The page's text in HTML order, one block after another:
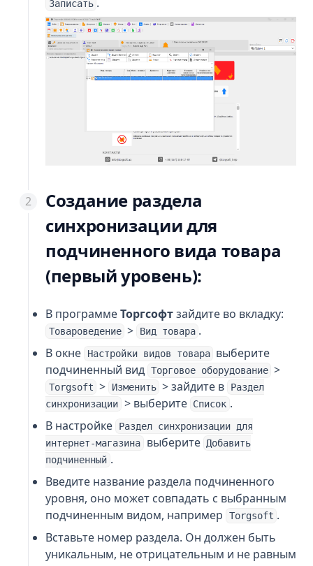
Записать
Создание раздела
синхронизации для
подчиненного вида товара
(первый уровень):
В программеТоргсофтзайдите во вкладку:
Товароведение > Вид товара .
В окне
Настройки видов товара выберите
подчиненный вид Торговое оборудование >
Torgsoft > Изменить > зайдите в
Раздел
синхронизации > выберите Список .
В настройке
Раздел синхронизации для
интернет-магазина
выберите Добавить
подчиненный .
Введите название раздела подчиненного
уровня, оно может совпадать с выбранным
подчиненным видом, например
Torgsoft .
Вставьте номер раздела. Он должен быть
уникальным, не отрицательным и не равным